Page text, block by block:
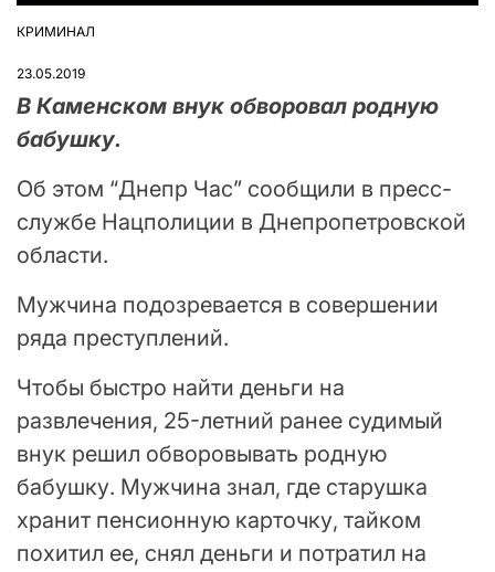
ОПУБЛІКУВАТИ
КРИМИНАЛ
23.05.2019
В Каменском внук обворовал родную
бабушку.
Об этом “Днепр Час” сообщили в пресс-
службе Нацполиции в Днепропетровской
области.
Мужчина подозревается в совершении
ряда преступлений.
Чтобы быстро найти деньги на
развлечения, 25-летний ранее судимый
внук решил обворовывать родную
бабушку. Мужчина знал, где старушка
хранит пенсионную карточку, тайком
похитил ее, снял деньги и потратил на